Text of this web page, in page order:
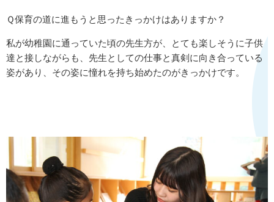
Ｑ保育の道に進もうと思ったきっかけはありますか？
私が幼稚園に通っていた頃の先生方が、とても楽しそうに子供
達と接しながらも、先生としての仕事と真剣に向き合っている
姿があり、その姿に憧れを持ち始めたのがきっかけです。